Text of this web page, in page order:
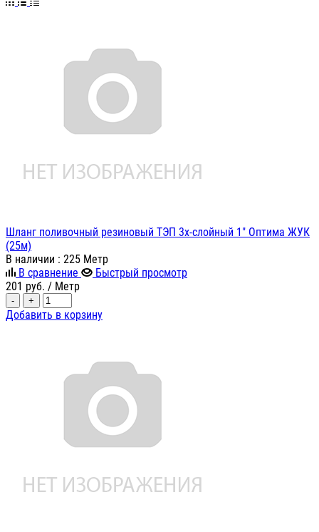
Шланг поливочный резиновый ТЭП 3х-слойный 1" Оптима ЖУК
(25м)
В наличии : 225 Метр
В сравнение
Быстрый просмотр
201 руб. / Метр
- +
Добавить в корзину